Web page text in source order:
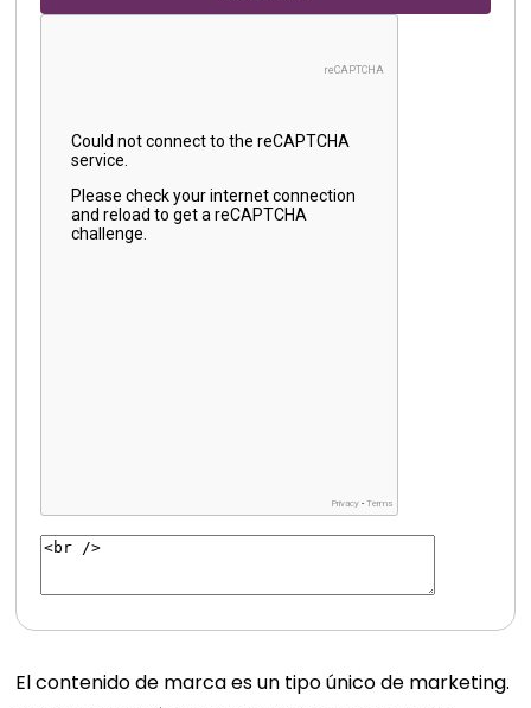
El contenido de marca es un tipo único de marketing.